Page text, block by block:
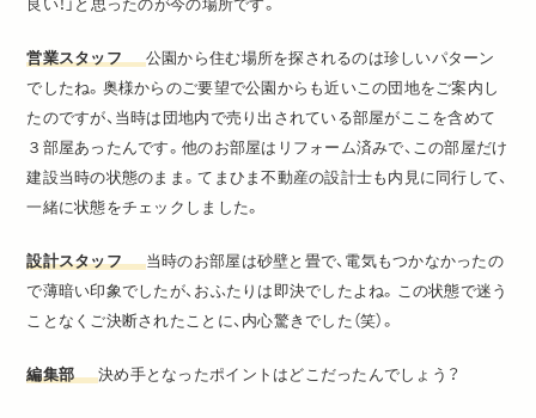
良い！」と思ったのが今の場所です。
営業スタッフ
公園から住む場所を探されるのは珍しいパターン
でしたね。奥様からのご要望で公園からも近いこの団地をご案内し
たのですが、当時は団地内で売り出されている部屋がここを含めて
３部屋あったんです。他のお部屋はリフォーム済みで、この部屋だけ
建設当時の状態のまま。てまひま不動産の設計士も内見に同行して、
一緒に状態をチェックしました。
設計スタッフ
当時のお部屋は砂壁と畳で、電気もつかなかったの
で薄暗い印象でしたが、おふたりは即決でしたよね。この状態で迷う
ことなくご決断されたことに、内心驚きでした（笑）。
編集部 決め手となったポイントはどこだったんでしょう？